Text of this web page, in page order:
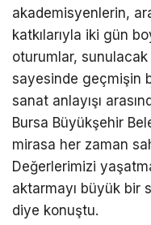
akademisyenlerin,
katkılarıyla iki gün
oturumlar,
sayesinde geçmişin
sanat anlayışı
Bursa Büyükşehir
mirasa her zaman
Değerlerimizi
aktarmayı büyük bir
diye konuştu.